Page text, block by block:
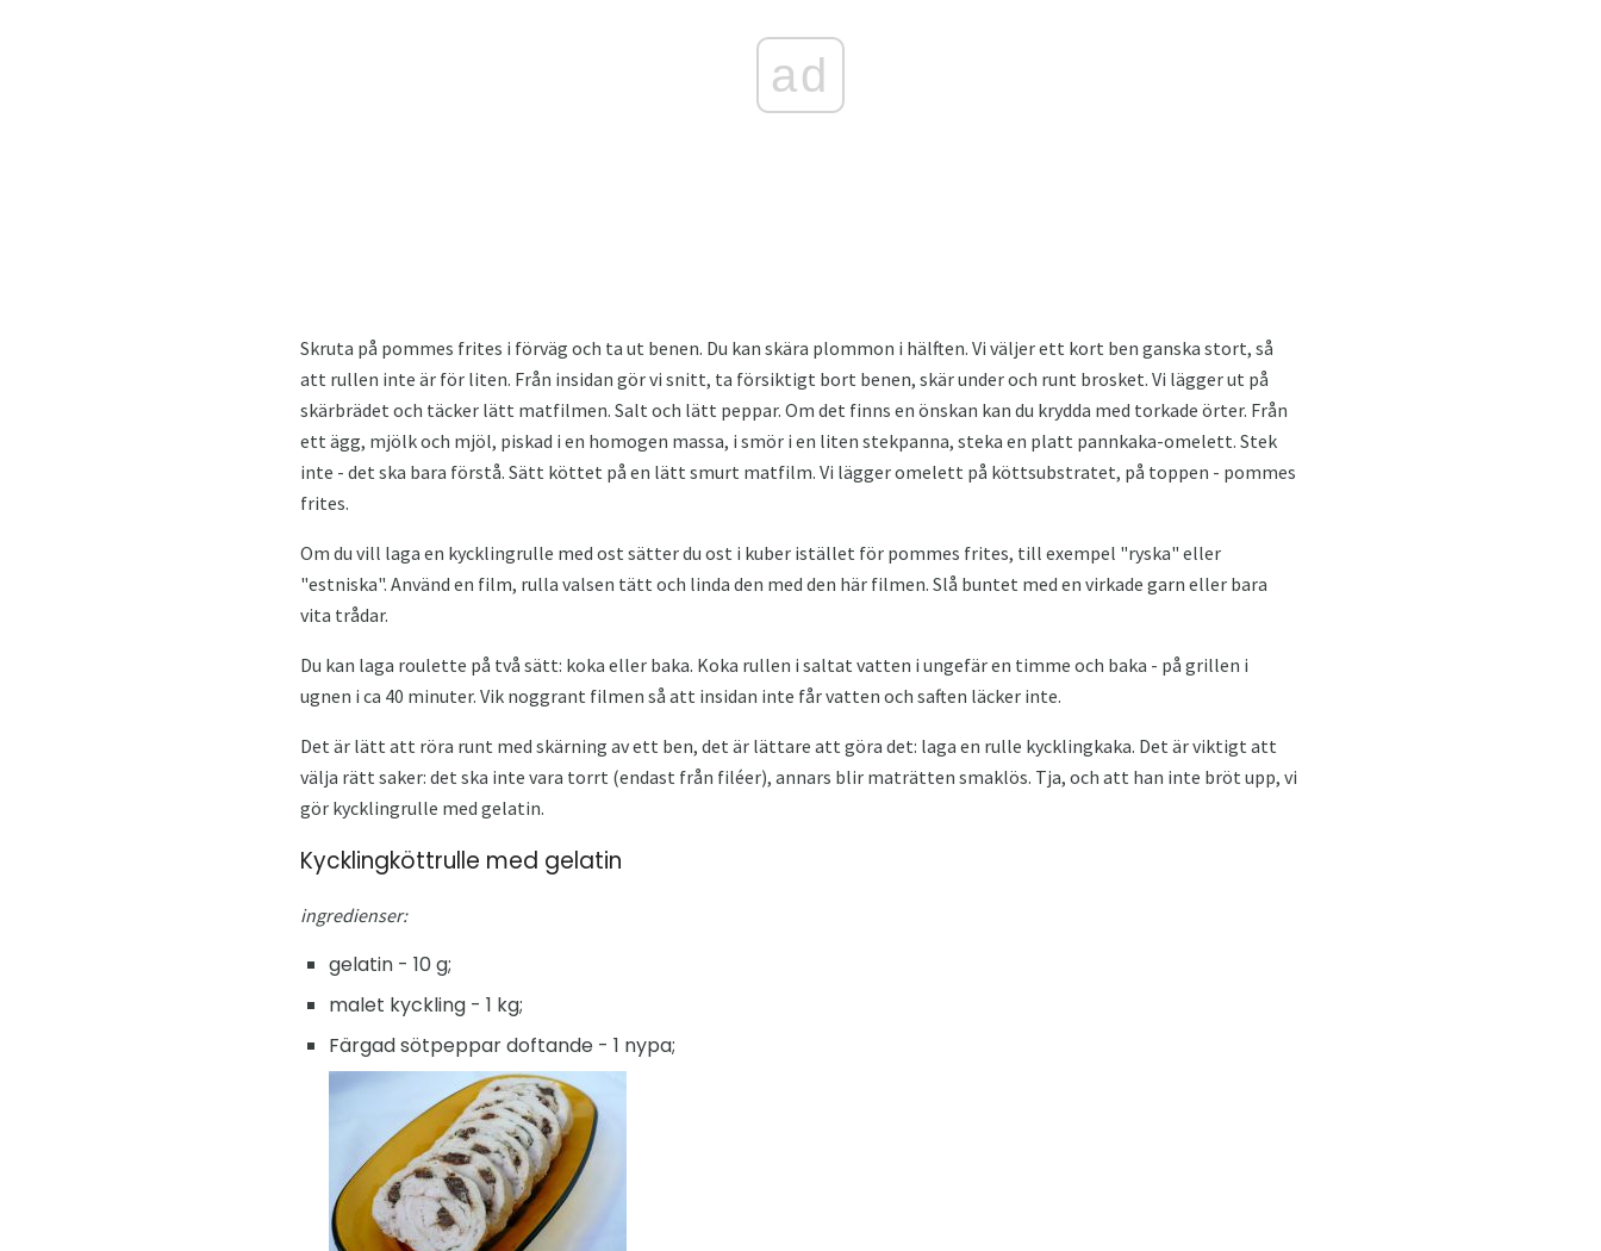
ad
Skruta på pommes frites i förväg och ta ut benen. Du kan skära plommon i hälften. Vi väljer ett kort ben ganska stort, så
att rullen inte är för liten. Från insidan gör vi snitt, ta försiktigt bort benen, skär under och runt brosket. Vi lägger ut på
skärbrädet och täcker lätt matfilmen. Salt och lätt peppar. Om det finns en önskan kan du krydda med torkade örter. Från
ett ägg, mjölk och mjöl, piskad i en homogen massa, i smör i en liten stekpanna, steka en platt pannkaka-omelett. Stek
inte - det ska bara förstå. Sätt köttet på en lätt smurt matfilm. Vi lägger omelett på köttsubstratet, på toppen - pommes
frites.
Om du vill laga en kycklingrulle med ost sätter du ost i kuber istället för pommes frites, till exempel "ryska" eller
"estniska". Använd en film, rulla valsen tätt och linda den med den här filmen. Slå buntet med en virkade garn eller bara
vita trådar.
Du kan laga roulette på två sätt: koka eller baka. Koka rullen i saltat vatten i ungefär en timme och baka - på grillen i
ugnen i ca 40 minuter. Vik noggrant filmen så att insidan inte får vatten och saften läcker inte.
Det är lätt att röra runt med skärning av ett ben, det är lättare att göra det: laga en rulle kycklingkaka. Det är viktigt att
välja rätt saker: det ska inte vara torrt (endast från filéer), annars blir maträtten smaklös. Tja, och att han inte bröt upp, vi
gör kycklingrulle med gelatin.
Kycklingköttrulle med gelatin
ingredienser:
gelatin - 10 g;
malet kyckling - 1 kg;
Färgad sötpeppar doftande - 1 nypa;